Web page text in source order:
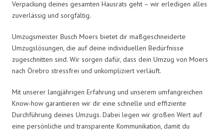
Verpackung deines gesamten Hausrats geht – wir erledigen alles
zuverlässig und sorgfältig.
Umzugsmeister Busch Moers bietet dir maßgeschneiderte
Umzugslösungen, die auf deine individuellen Bedürfnisse
zugeschnitten sind. Wir sorgen dafür, dass dein Umzug von Moers
nach Örebro stressfrei und unkompliziert verläuft.
Mit unserer langjährigen Erfahrung und unserem umfangreichen
Know-how garantieren wir dir eine schnelle und effiziente
Durchführung deines Umzugs. Dabei legen wir großen Wert auf
eine persönliche und transparente Kommunikation, damit du